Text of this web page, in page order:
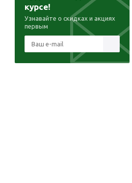
курсе!
Узнавайте о скидках и акциях
первым